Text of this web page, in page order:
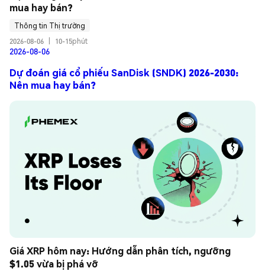
mua hay bán?
Thông tin Thị trường
2026-08-06
10-15phút
2026-08-06
Dự đoán giá cổ phiếu SanDisk (SNDK) 2026-2030:
Nên mua hay bán?
Giá XRP hôm nay: Hướng dẫn phân tích, ngưỡng
$1.05 vừa bị phá vỡ